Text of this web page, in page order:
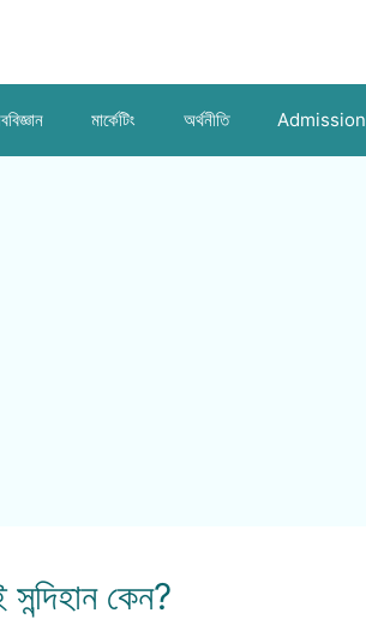
মার্কেটিং অর্থনীতি Admission
কেন?